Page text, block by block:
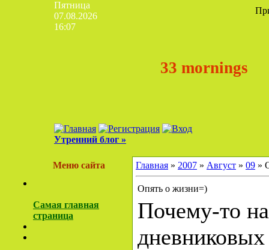
Пятница
07.08.2026
16:07
33 mornings
Утренний блог »
Меню сайта
Самая главная
страница
Главная » 2007 » Август » 09 »
Опять о жизни=)
Почему-то